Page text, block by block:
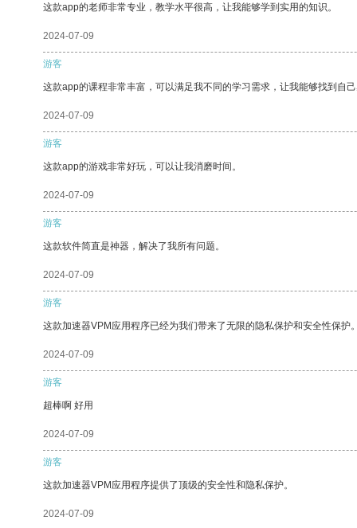
这款app的老师非常专业，教学水平很高，让我能够学到实用的知识。
2024-07-09
游客
这款app的课程非常丰富，可以满足我不同的学习需求，让我能够找到自
2024-07-09
游客
这款app的游戏非常好玩，可以让我消磨时间。
2024-07-09
游客
这款软件简直是神器，解决了我所有问题。
2024-07-09
游客
这款加速器VPM应用程序已经为我们带来了无限的隐私保护和安全性保护
2024-07-09
游客
超棒啊 好用
2024-07-09
游客
这款加速器VPM应用程序提供了顶级的安全性和隐私保护。
2024-07-09